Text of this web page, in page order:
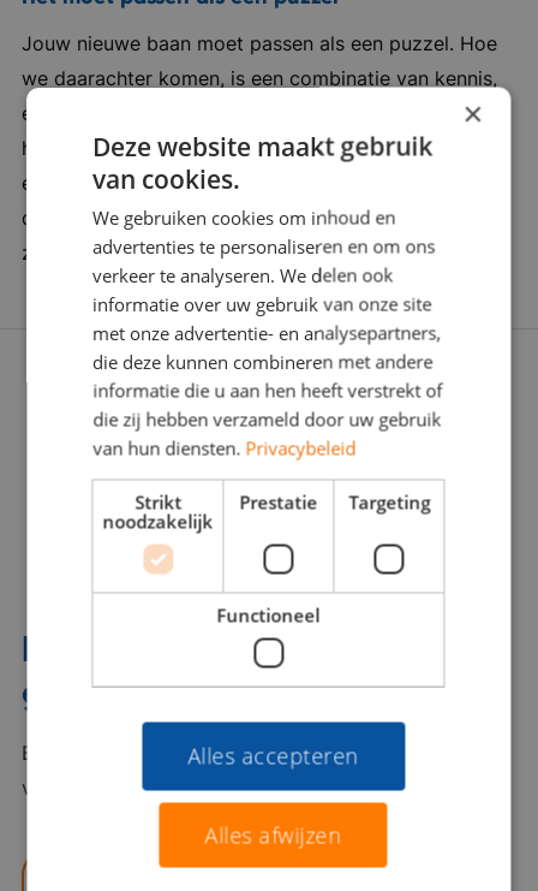
termijn. Bedrijf in vijf woorden: Kwalitatief,
Klantservicegericht, Innovatief, Internationaal,
Familiair
Jouw nieuwe baan moet passen als een puzzel. Hoe
we daarachter komen, is een combinatie van kennis,
ervaring en een vleugje verleidingskracht. Want soms
heb je een duwtje in de rug nodig. Wij zijn er om je
een zinvolle carrièrestap te laten zetten. Daarom
doorgronden we jou én de werkgever stevig: Wat
zoeken jullie écht? Zijn jullie voor elkaar gemaakt?
Interesse? Benno helpt je
graag verder!
Bel of mail Benno met al jouw vragen. Benno staat
voor je klaar en helpt je graag!
×
Deze website maakt gebruik
van cookies.
We gebruiken cookies om inhoud en
advertenties te personaliseren en om ons
verkeer te analyseren. We delen ook
informatie over uw gebruik van onze site
met onze advertentie- en analysepartners,
die deze kunnen combineren met andere
informatie die u aan hen heeft verstrekt of
die zij hebben verzameld door uw gebruik
van hun diensten. Privacybeleid
Strikt
noodzakelijk
Prestatie Targeting
Functioneel
Alles accepteren
Alles afwijzen